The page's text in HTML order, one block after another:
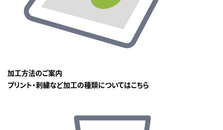
加工方法のご案内
プリント・刺繍など加工の種類についてはこちら